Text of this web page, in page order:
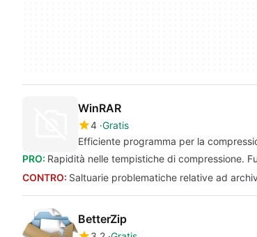
WinRAR
4 Gratis
Efficiente programma per la
PRO: Rapidità nelle tempistiche di compressione.
CONTRO: Saltuarie problematiche relative ad
BetterZip